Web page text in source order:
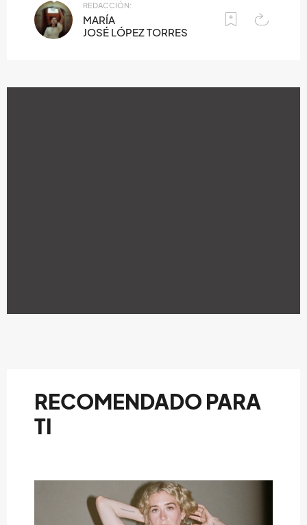
REDACCIÓN:
MARÍA
JOSÉ LÓPEZ TORRES
RECOMENDADO PARA
TI